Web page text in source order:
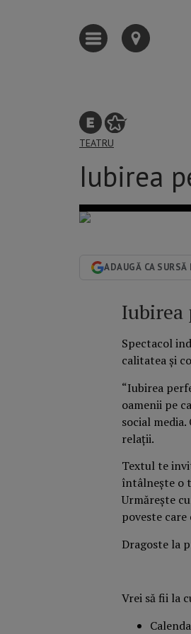
TEATRU
Iubirea
ADAUGĂ CA SURSĂ
Iubirea
Spectacol
calitatea și
“Iubirea
oamenii pe
social
relații.
Textul te
întâlnește o
Urmărește
poveste
Dragoste la
Vrei să fii la